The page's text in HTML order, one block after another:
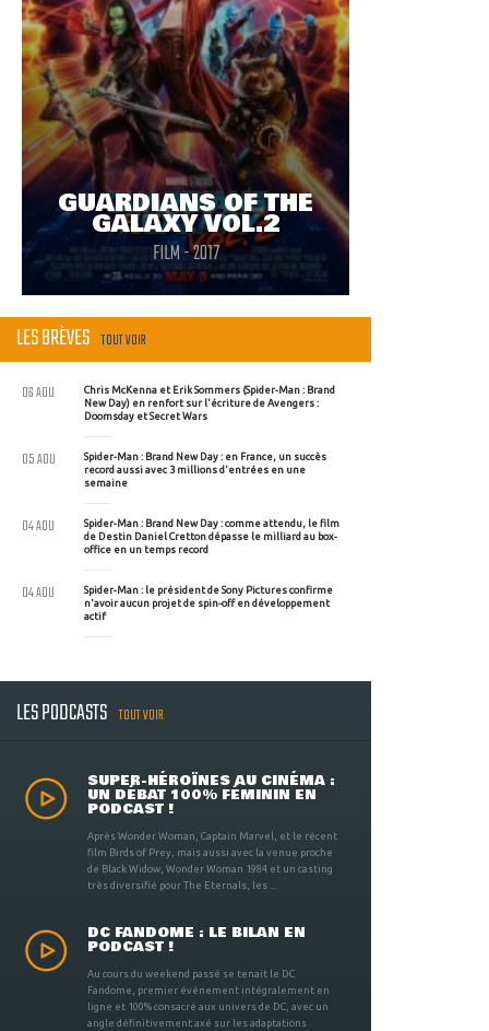
GUARDIANS OF THE
GALAXY VOL.2
FILM - 2017
LES BRÈVES TOUT VOIR
Chris McKenna et Erik Sommers (Spider-Man : Brand
New Day) en renfort sur l'écriture de Avengers :
Doomsday et Secret Wars
06 AOU
Spider-Man : Brand New Day : en France, un succès
record aussi avec 3 millions d'entrées en une
semaine
05 AOU
Spider-Man : Brand New Day : comme attendu, le film
de Destin Daniel Cretton dépasse le milliard au box-
office en un temps record
04 AOU
Spider-Man : le président de Sony Pictures confirme
n'avoir aucun projet de spin-off en développement
actif
04 AOU
LES PODCASTS TOUT VOIR
SUPER-HÉROÏNES AU CINÉMA :
UN DÉBAT 100% FÉMININ EN
PODCAST !
Après Wonder Woman, Captain Marvel, et le récent
film Birds of Prey, mais aussi avec la venue proche
de Black Widow, Wonder Woman 1984 et un casting
très diversifié pour The Eternals, les ...
DC FANDOME : LE BILAN EN
PODCAST !
Au cours du weekend passé se tenait le DC
Fandome, premier évènement intégralement en
ligne et 100% consacré aux univers de DC, avec un
angle définitivement axé sur les adaptations